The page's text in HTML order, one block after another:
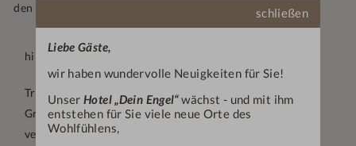
schließen
Liebe Gäste,
wir haben wundervolle Neuigkeiten für Sie!
UnserHotel „Dein Engel“wächst - und mit ihm
entstehen für Sie viele neue Orte des
Wohlfühlens,
den Weg zu einem gesünderen und glücklicheren Leben!
himmlische Übernachtungen
Trinkkur mit frisch gepressten Gemüse- und Obstsäften,
Grander Wasser, hausgemachten Gemüsebrühen und
verschiedenen Tees